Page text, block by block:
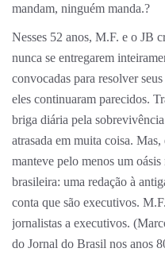
mandam, ninguém manda.?
Nesses 52 anos, M.F. e o JB
nunca se entregarem
convocadas para resolver
eles continuaram parecidos.
briga diária pela
atrasada em muita coisa.
manteve pelo menos um
brasileira: uma redação à
conta que são executivos.
jornalistas a executivos.
do Jornal do Brasil nos anos